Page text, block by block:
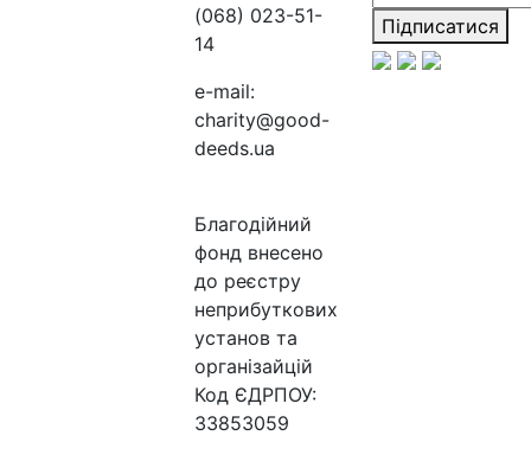
(068) 023-51-
14
e-mail:
charity@good-
deeds.ua
Благодійний
фонд внесено
до реєстру
неприбуткових
установ та
організайцій
Код ЄДРПОУ:
33853059
Підписатися